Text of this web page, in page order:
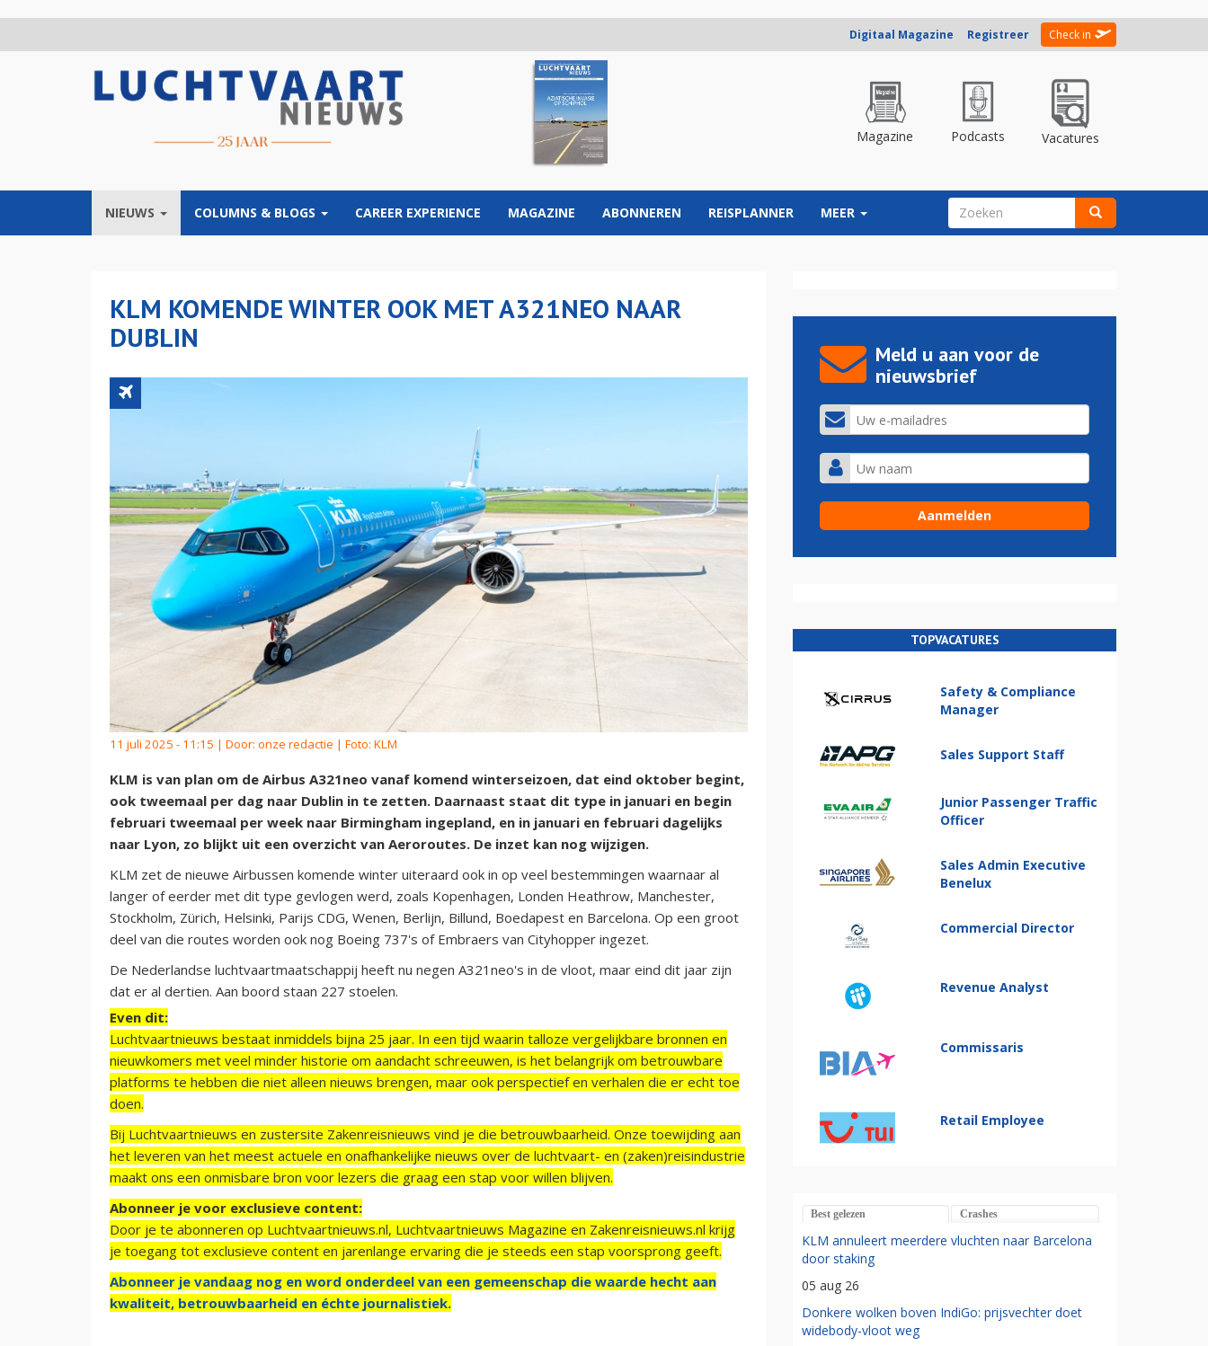
Digitaal Magazine Registreer Check in
Magazine Podcasts Vacatures
NIEUWS COLUMNS & BLOGS CAREER EXPERIENCE MAGAZINE ABONNEREN REISPLANNER MEER ZOEKVELD
KLM KOMENDE WINTER OOK MET A321NEO NAAR
DUBLIN
11 juli 2025 - 11:15 | Door: onze redactie | Foto: KLM
KLM is van plan om de Airbus A321neo vanaf komend winterseizoen, dat eind oktober begint,
ook tweemaal per dag naar Dublin in te zetten. Daarnaast staat dit type in januari en begin
februari tweemaal per week naar Birmingham ingepland, en in januari en februari dagelijks
naar Lyon, zo blijkt uit een overzicht van Aeroroutes. De inzet kan nog wijzigen.
KLM zet de nieuwe Airbussen komende winter uiteraard ook in op veel bestemmingen waarnaar al
langer of eerder met dit type gevlogen werd, zoals Kopenhagen, Londen Heathrow, Manchester,
Stockholm, Zürich, Helsinki, Parijs CDG, Wenen, Berlijn, Billund, Boedapest en Barcelona. Op een groot
deel van die routes worden ook nog Boeing 737's of Embraers van Cityhopper ingezet.
De Nederlandse luchtvaartmaatschappij heeft nu negen A321neo's in de vloot, maar eind dit jaar zijn
dat er al dertien. Aan boord staan 227 stoelen.
Even dit:
Luchtvaartnieuws bestaat inmiddels bijna 25 jaar. In een tijd waarin talloze vergelijkbare bronnen en
nieuwkomers met veel minder historie om aandacht schreeuwen, is het belangrijk om betrouwbare
platforms te hebben die niet alleen nieuws brengen, maar ook perspectief en verhalen die er echt toe
doen.
Bij Luchtvaartnieuws en zustersite Zakenreisnieuws vind je die betrouwbaarheid. Onze toewijding aan
het leveren van het meest actuele en onafhankelijke nieuws over de luchtvaart- en (zaken)reisindustrie
maakt ons een onmisbare bron voor lezers die graag een stap voor willen blijven.
Abonneer je voor exclusieve content:
Door je te abonneren op Luchtvaartnieuws.nl, Luchtvaartnieuws Magazine en Zakenreisnieuws.nl krijg
je toegang tot exclusieve content en jarenlange ervaring die je steeds een stap voorsprong geeft.
Abonneer je vandaag nog en word onderdeel van een gemeenschap die waarde hecht aan
kwaliteit, betrouwbaarheid en échte journalistiek.
Meld u aan voor de
nieuwsbrief
TOPVACATURES
Safety & Compliance
Manager
Sales Support Staff
Junior Passenger Traffic
Officer
Sales Admin Executive
Benelux
Commercial Director
Revenue Analyst
Commissaris
Retail Employee
Best gelezen Crashes
KLM annuleert meerdere vluchten naar Barcelona
door staking
05 aug 26
Donkere wolken boven IndiGo: prijsvechter doet
widebody-vloot weg